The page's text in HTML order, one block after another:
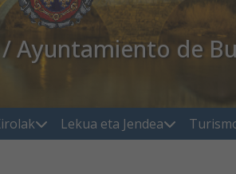
Ayuntamiento de
Lekua eta Jendea